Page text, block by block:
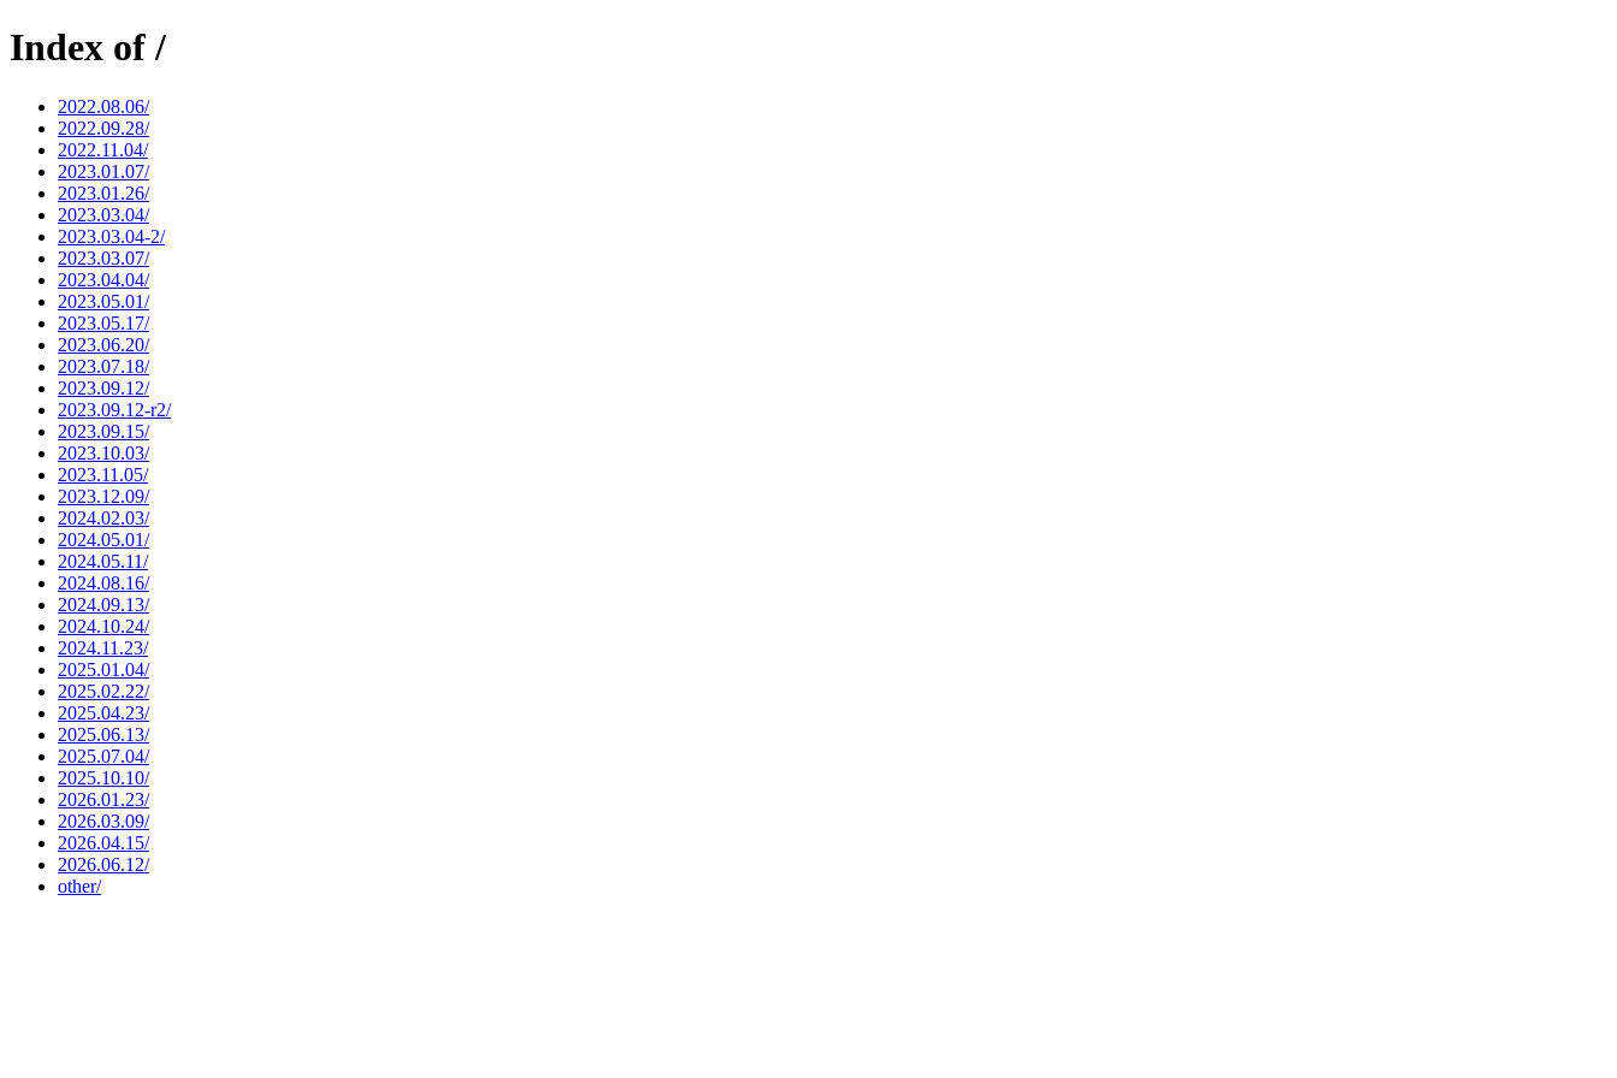
Index of /
2022.08.06/
2022.09.28/
2022.11.04/
2023.01.07/
2023.01.26/
2023.03.04/
2023.03.04-2/
2023.03.07/
2023.04.04/
2023.05.01/
2023.05.17/
2023.06.20/
2023.07.18/
2023.09.12/
2023.09.12-r2/
2023.09.15/
2023.10.03/
2023.11.05/
2023.12.09/
2024.02.03/
2024.05.01/
2024.05.11/
2024.08.16/
2024.09.13/
2024.10.24/
2024.11.23/
2025.01.04/
2025.02.22/
2025.04.23/
2025.06.13/
2025.07.04/
2025.10.10/
2026.01.23/
2026.03.09/
2026.04.15/
2026.06.12/
other/